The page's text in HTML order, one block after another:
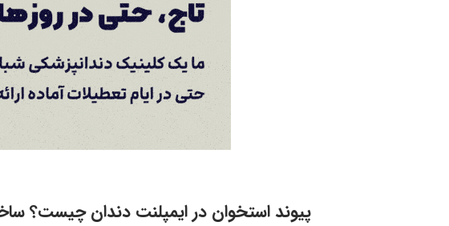
پیوند استخوان در ایمپلنت دندان چیست؟